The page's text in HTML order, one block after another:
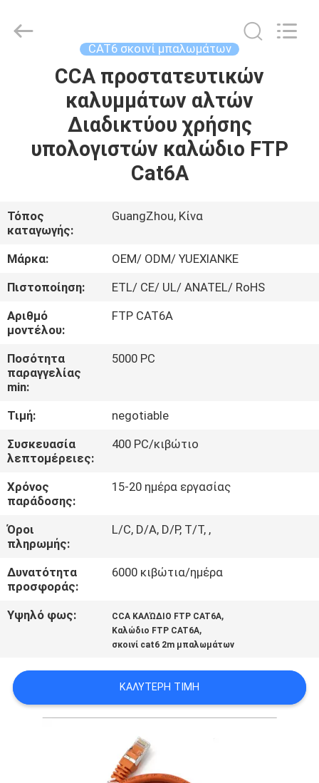
ΠΡΟΪΌΝΤΑ
ΠΕΡΊΠΟΥ
ΕΜΕΊΣ
ΓΎΡΟΣ
ΕΡΓΟΣΤΑΣΊΩΝ
ΠΟΙΟΤΙΚΌΣ
ΈΛΕΓΧΟΣ
ΜΑΣ
ΕΛΆΤΕ
ΣΕ
ΕΠΑΦΉ
ΜΕ
ΕΙΔΉΣΕΙΣ
ΠΕΡΙΠΤΏΣΕΙΣ
ΠΟΛΙΤΙΚΉ
ΑΠΟΡΡΉΤΟΥ
Cable
Industry
CAT6 σκοινί μπαλωμάτων
CCA προστατευτικών
καλυμμάτων αλτών
Διαδικτύου χρήσης
υπολογιστών καλώδιο FTP
Cat6A
Τόπος
καταγωγής:
GuangZhou, Κίνα
Μάρκα:
OEM/ ODM/ YUEXIANKE
Πιστοποίηση:
ETL/ CE/ UL/ ANATEL/ RoHS
Αριθμό
μοντέλου:
FTP CAT6A
Ποσότητα
παραγγελίας
min:
5000 PC
Τιμή:
negotiable
Συσκευασία
λεπτομέρειες:
400 PC/κιβώτιο
Χρόνος
παράδοσης:
15-20 ημέρα εργασίας
Όροι
πληρωμής:
L/C, D/A, D/P, T/T, ,
Δυνατότητα
προσφοράς:
6000 κιβώτια/ημέρα
Υψηλό φως: CCA ΚΑΛΏΔΙΟ FTP CAT6A,
Καλώδιο FTP CAT6A,
σκοινί cat6 2m μπαλωμάτων
ΚΑΛΎΤΕΡΗ ΤΙΜΉ